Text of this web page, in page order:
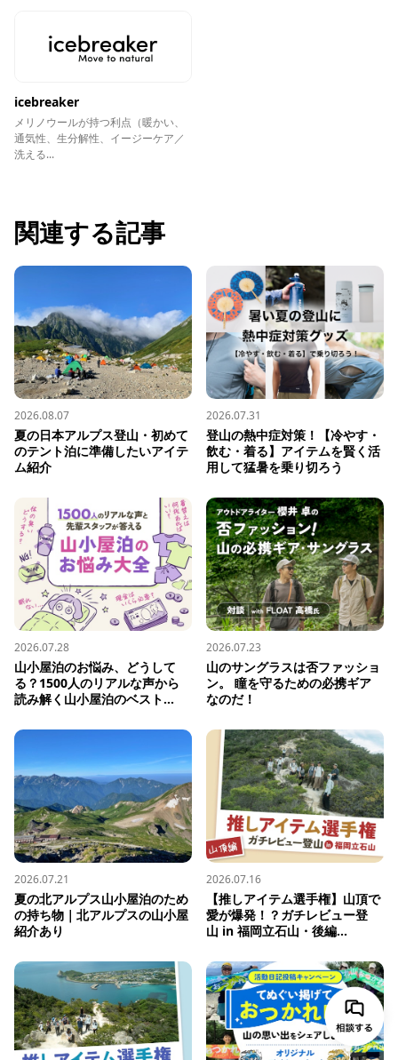
icebreaker
メリノウールが持つ利点（暖かい、
通気性、生分解性、イージーケア／
洗える...
関連する記事
2026.08.07
夏の日本アルプス登山・初めて
のテント泊に準備したいアイテ
ム紹介
2026.07.31
登山の熱中症対策！【冷やす・
飲む・着る】アイテムを賢く活
用して猛暑を乗り切ろう
2026.07.28
山小屋泊のお悩み、どうして
る？1500人のリアルな声から
読み解く山小屋泊のベスト...
2026.07.23
山のサングラスは否ファッショ
ン。 瞳を守るための必携ギア
なのだ！
2026.07.21
夏の北アルプス山小屋泊のため
の持ち物｜北アルプスの山小屋
紹介あり
2026.07.16
【推しアイテム選手権】山頂で
愛が爆発！？ガチレビュー登
山 in 福岡立石山・後編...